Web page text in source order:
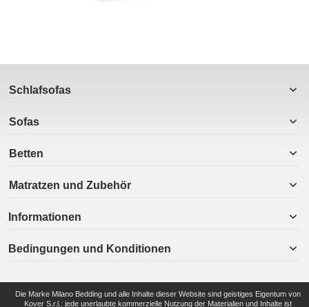
Schlafsofas
Sofas
Betten
Matratzen und Zubehör
Informationen
Bedingungen und Konditionen
Die Marke Milano Bedding und alle Inhalte dieser Website sind geistiges Eigentum von
Kover S.r.l.: jede unerlaubte kommerzielle Nutzung der Materialien und Inhalte ist